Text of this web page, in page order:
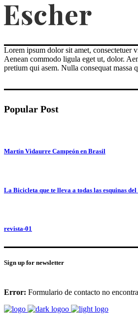
Lorem ipsum dolor sit amet, consectetuer
Aenean commodo ligula eget ut, dolor.
pretium qui asem. Nulla consequat massa
Popular Post
Martín Vidaurre Campeón en Brasil
La Bicicleta que te lleva a todas las esquinas del
revista-01
Sign up for newsletter
Error: Formulario de contacto no